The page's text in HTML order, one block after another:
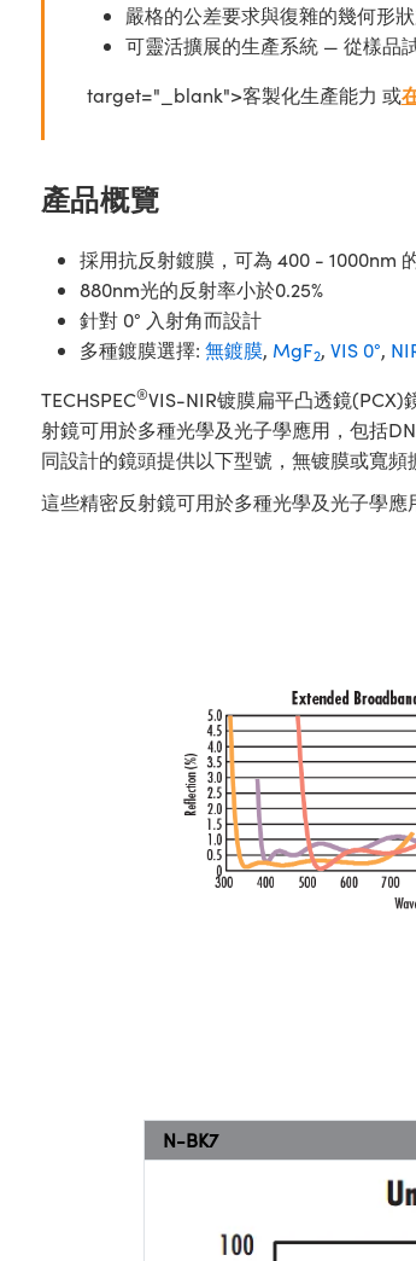
嚴格的公差要求與復雜的幾何形
可靈活擴展的生產系統 — 從樣品
target="_blank">客製化生產能力 或
產品概覽
採用抗反射鍍膜，可為 400 - 1000nm
880nm光的反射率小於0.25%
針對 0° 入射角而設計
多種鍍膜選擇: 無鍍膜, MgF2, VIS 0°,
TECHSPEC®VIS-NIR镀膜扁平凸透鏡(PCX)
射鏡可用於多種光學及光子學應用，包括
同設計的鏡頭提供以下型號，無镀膜或寬
這些精密反射鏡可用於多種光學及光子學應
N-BK7